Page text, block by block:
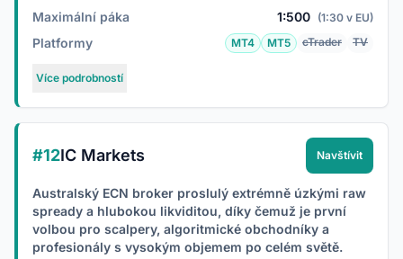
Maximální páka
1:500 (1:30 v EU)
Platformy MT4 MT5 cTrader TV
Více podrobností
#12IC Markets Navštívit
Australský ECN broker proslulý extrémně úzkými raw
spready a hlubokou likviditou, díky čemuž je první
volbou pro scalpery, algoritmické obchodníky a
profesionály s vysokým objemem po celém světě.